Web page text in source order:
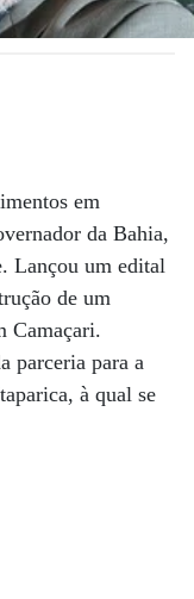
em
da Bahia,
Lançou um edital
de um
Camaçari.
parceria para a
à qual se